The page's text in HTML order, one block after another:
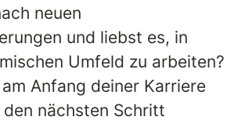
neuen
und liebst es, in
Umfeld zu arbeiten?
Anfang deiner Karriere
nächsten Schritt